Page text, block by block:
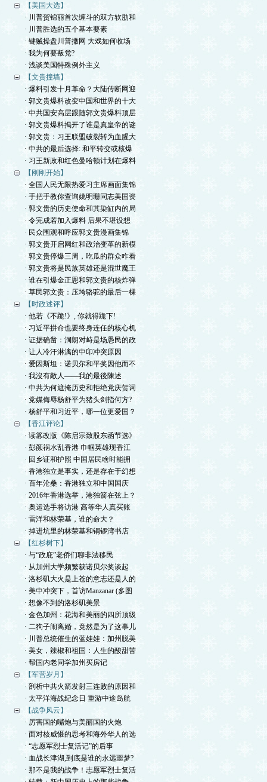
【美国大选】
· 川普贺锦丽首次缠斗的双方软肋和
· 川普胜选的五个基本要素
· 键贼操盘川普撒网 大戏如何收场
· 我为何要叛党?
· 浅谈美国特殊例外主义
【文贵撞墙】
· 爆料引发十月革命？大陆传断网迎
· 郭文贵爆料改变中国和世界的十大
· 中共国安高层跟随郭文贵爆料顶层
· 郭文贵爆料揭开了谁是真皇帝的谜
· 郭文贵：习王联盟破裂转为血腥大
· 中共的最后选择: 和平转变或核爆
· 习王新政和红色曼哈顿计划在爆料
【刚刚开始】
· 全国人民无限热爱习主席画面集锦
· 手把手教你查询姚明珊同志美国资
· 郭文贵的历史使命和其染缸内的局
· 令完成若加入爆料 后果不堪设想
· 民众围观和呼应郭文贵漫画集锦
· 郭文贵开启网红和政治变革的新模
· 郭文贵停爆三周，吃瓜的群众咋看
· 郭文贵将是民族英雄还是混世魔王
· 谁在引爆金正恩和郭文贵的核炸弹
· 草民郭文贵：压垮骆驼的最后一棵
【时政述评】
· 他若《不跪!》, 你就得跪下!
· 习近平拼命也要终身连任的核心机
· 证据确凿：洞朗对峙是场愚民的政
· 让人冷汗淋漓的中印冲突原因
· 爱因斯坦：诺贝尔和平奖因他而不
· 我沒有敵人——我的最後陳述
· 中共为何遮掩历史和拒绝党庆贺词
· 党媒侮辱杨舒平为猪头剑指何方?
· 杨舒平和习近平，哪一位更爱国？
【香江评论】
· 读篡改版《陈启宗致股东函节选》
· 彭颜祸水乱香港 巾帼英雄现香江
· 回乡证和护照 中国居民啥时能拥
· 香港独立是事实，还是存在于幻想
· 百年沧桑：香港独立和中国国庆
· 2016年香港选举，港独箭在弦上？
· 奥运选手将访港 高等华人真买账
· 雷洋和林荣基，谁的命大？
· 掉进坑里的林荣基和铜锣湾书店
【红杉树下】
· 与“政庇”老侨们聊非法移民
· 从加州大学频繁获诺贝尔奖谈起
· 洛杉矶大火是上苍的意志还是人的
· 美中冲突下，首访Manzanar (多图
· 想像不到的洛杉矶美景
· 金色加州：花海和美丽的四所顶级
· 二狗子闹离婚，竟然是为了这事儿
· 川普总统催生的蓝娃娃：加州脱美
· 美女，辣椒和祖国：人生的酸甜苦
· 帮国内老同学加州买房记
【军营岁月】
· 剖析中共火箭发射三连败的原因和
· 太平洋海战纪念日 重游中途岛航
【战争风云】
· 厉害国的嘴炮与美丽国的火炮
· 面对核威慑的思考和海外华人的选
· “志愿军烈士复活记”的后事
· 血战长津湖,到底是谁的永远噩梦?
· 那不是我的战争！志愿军烈士复活